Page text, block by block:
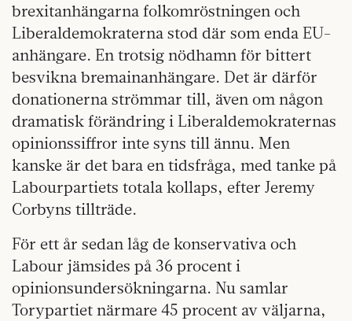
brexitanhängarna folkomröstningen och
Liberaldemokraterna stod där som enda EU-
anhängare. En trotsig nödhamn för bittert
besvikna bremainanhängare. Det är därför
donationerna strömmar till, även om någon
dramatisk förändring i Liberaldemokraternas
opinionssiffror inte syns till ännu. Men
kanske är det bara en tidsfråga, med tanke på
Labourpartiets totala kollaps, efter Jeremy
Corbyns tillträde.
För ett år sedan låg de konservativa och
Labour jämsides på 36 procent i
opinionsundersökningarna. Nu samlar
Torypartiet närmare 45 procent av väljarna,